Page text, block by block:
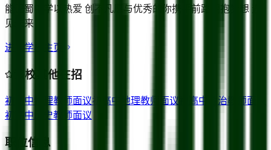
能巴蜀中学以热爱 创不凡愿与优秀的你携手前路拥抱梦想 遇
见未来
进入学校主页
该校其他在招
初高中物理教师面议初高中地理教师 面议 初高中政治教师面议
初高中历史教师面议
职位信息